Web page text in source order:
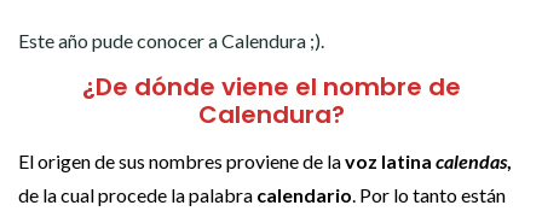
Este año pude conocer a Calendura ;).
¿De dónde viene el nombre de
Calendura?
El origen de sus nombres proviene de lavoz latina calendas,
de la cual procede la palabra calendario. Por lo tanto están